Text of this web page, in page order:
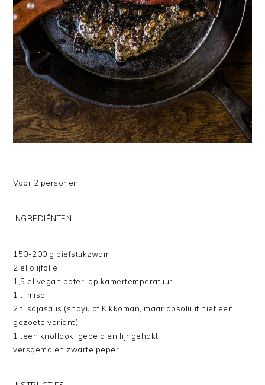
Voor 2 personen
INGREDIËNTEN
150-200 g biefstukzwam
2 el olijfolie
1,5 el vegan boter, op kamertemperatuur
1 tl miso
2 tl sojasaus (shoyu of Kikkoman, maar absoluut niet een
gezoete variant)
1 teen knoflook, gepeld en fijngehakt
versgemalen zwarte peper